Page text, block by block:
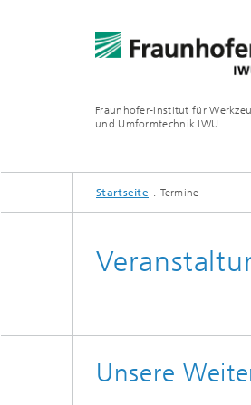
Fraunhofer-Institut für
und Umformtechnik IWU
ÜBER UNS
ZUKUNFTSTHEMEN
Startseite Termine
Unsere